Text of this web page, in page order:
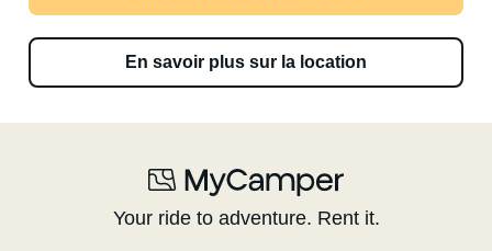
En savoir plus sur la location
Your ride to adventure. Rent it.